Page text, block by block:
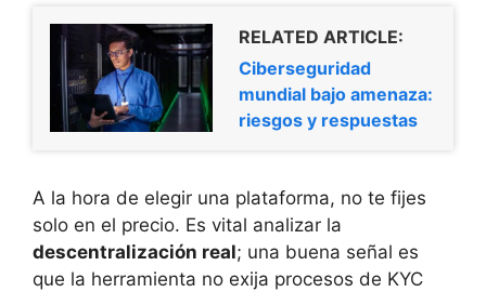
RELATED ARTICLE:
Ciberseguridad
mundial bajo amenaza:
riesgos y respuestas
A la hora de elegir una plataforma, no te fijes
solo en el precio. Es vital analizar la
descentralización real; una buena señal es
que la herramienta no exija procesos de KYC